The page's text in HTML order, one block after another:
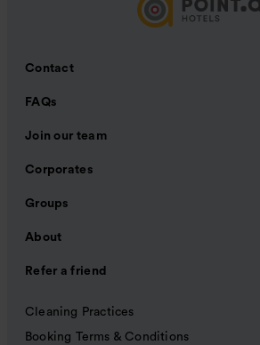
Contact
FAQs
Join our team
Corporates
Groups
About
Refer a friend
Cleaning Practices
Booking Terms & Conditions